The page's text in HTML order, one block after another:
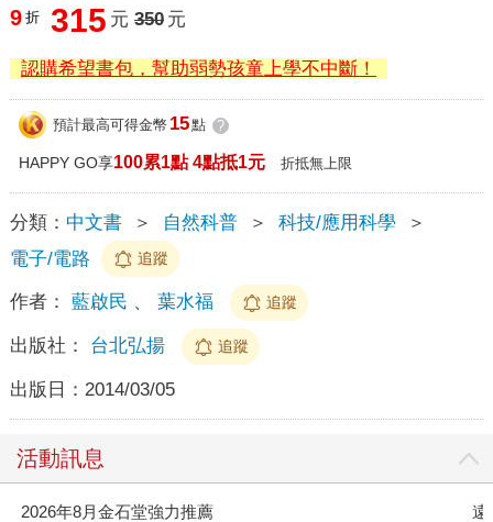
9 折 315 元 350 元
認購希望書包，幫助弱勢孩童上學不中斷！
預計最高可得金幣 15點 ?
HAPPY GO享100累1點 4點抵1元 折抵無上限
分類： 中文書 ＞ 自然科普 ＞ 科技/應用科學
＞
電子/電路
追蹤
作者： 藍啟民 、 葉水福 追蹤
出版社： 台北弘揚 追蹤
出版日： 2014/03/05
活動訊息
遠流童書展75折起